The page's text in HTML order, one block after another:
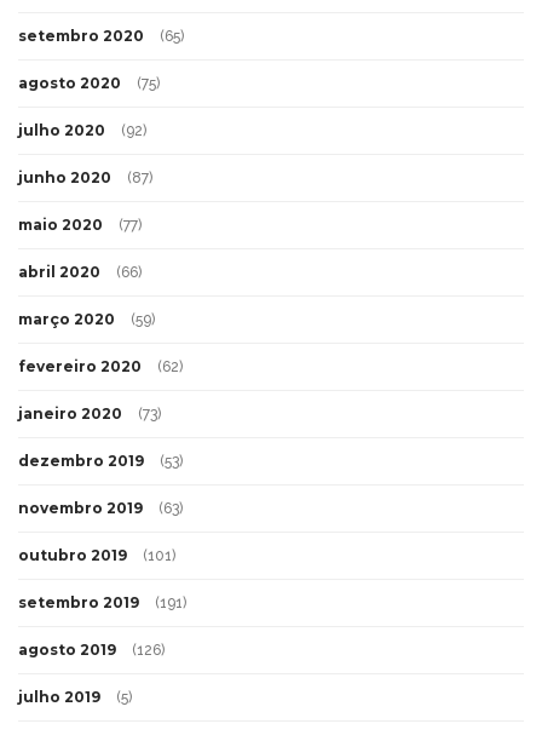
setembro 2020 (65)
agosto 2020 (75)
julho 2020 (92)
junho 2020 (87)
maio 2020 (77)
abril 2020 (66)
março 2020 (59)
fevereiro 2020 (62)
janeiro 2020 (73)
dezembro 2019 (53)
novembro 2019 (63)
outubro 2019 (101)
setembro 2019 (191)
agosto 2019 (126)
julho 2019 (5)